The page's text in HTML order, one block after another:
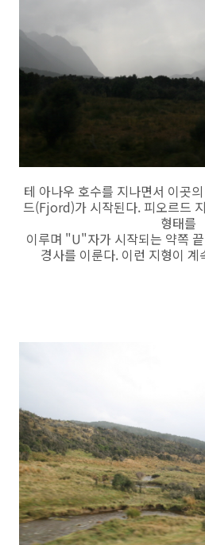
테 아나우 호수를 지나면서 이곳
드(Fjord)가 시작된다. 피오르드
형태를
이루며 "U"자가 시작되는 약쪽
경사를 이룬다. 이런 지형이